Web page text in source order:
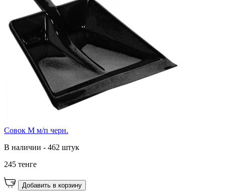
Совок М м/п черн.
В наличии - 462 штук
245 тенге
Добавить в корзину